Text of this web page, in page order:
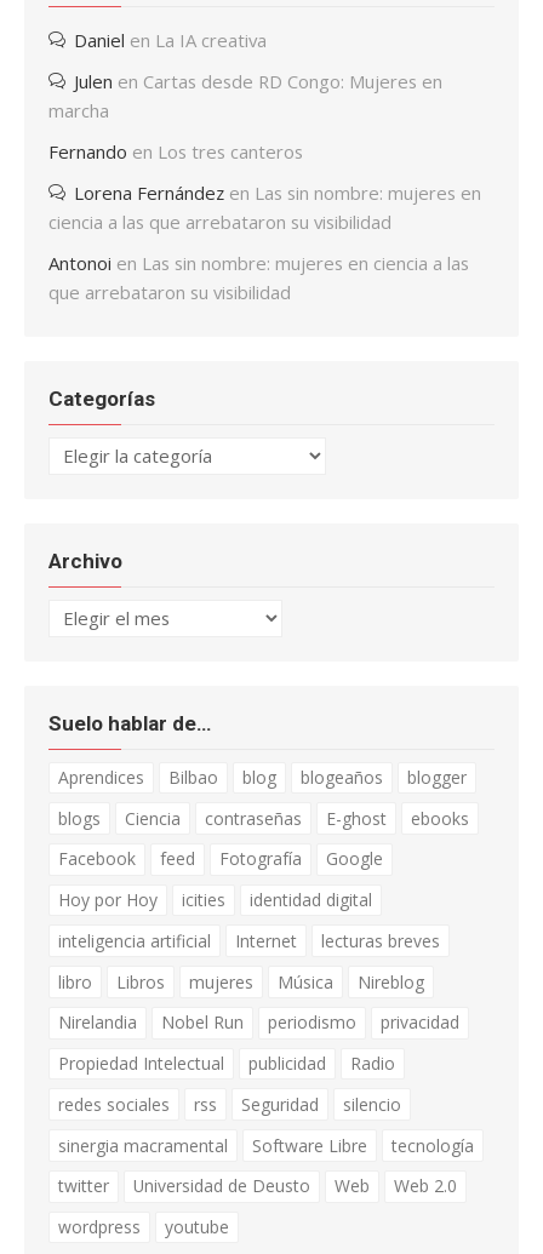
Daniel en La IA creativa
Julen en Cartas desde RD Congo: Mujeres en
marcha
Fernando en Los tres canteros
Lorena Fernández en Las sin nombre: mujeres en
ciencia a las que arrebataron su visibilidad
Antonoi en Las sin nombre: mujeres en ciencia a las
que arrebataron su visibilidad
Categorías
Categorías
Archivo
Archivo
Suelo hablar de…
Aprendices Bilbao blog blogeaños
blogger
blogs
Ciencia contraseñas E-ghost
ebooks
Facebook
feed Fotografía
Google
Hoy por Hoy
icities
identidad digital
inteligencia artificial
Internet
lecturas breves
libro
Libros mujeres Música
Nireblog
Nirelandia
Nobel Run periodismo
privacidad
Propiedad Intelectual
publicidad
Radio
redes sociales
rss Seguridad
silencio
sinergia macramental
Software Libre
tecnología
twitter
Universidad de Deusto Web
Web 2.0
wordpress
youtube